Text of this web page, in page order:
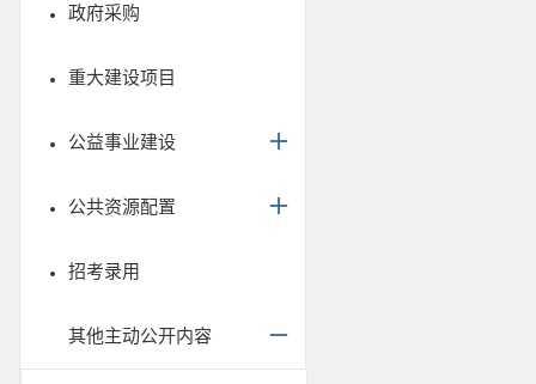
政府采购
重大建设项目
公益事业建设
公共资源配置
招考录用
其他主动公开内容